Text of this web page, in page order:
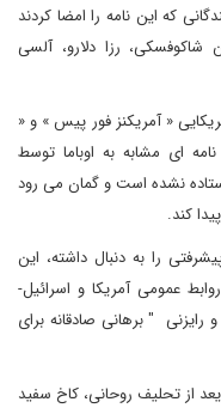
که این نامه را امضا کردند
رزا دلارو، آلسی
« آمریکنز فور پیس » و «
ای مشابه به اوباما توسط
نشده است و گمان می رود
کند.
را به دنبال داشته، این
عمومی آمریکا و اسرائیل-
رایزنی " برهانی صادقانه برای
از تحلیف روحانی، کاخ سفید